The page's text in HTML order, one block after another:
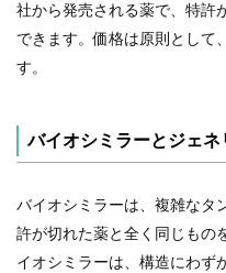
社から発売される薬で、特許
できます。価格は原則として
す。
バイオシミラーとジェネ
バイオシミラーは、複雑なタ
許が切れた薬と全く同じもの
イオシミラーは、構造にわず